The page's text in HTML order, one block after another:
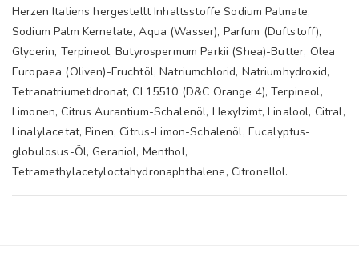
Herzen Italiens hergestellt Inhaltsstoffe Sodium Palmate,
Sodium Palm Kernelate, Aqua (Wasser), Parfum (Duftstoff),
Glycerin, Terpineol, Butyrospermum Parkii (Shea)-Butter, Olea
Europaea (Oliven)-Fruchtöl, Natriumchlorid, Natriumhydroxid,
Tetranatriumetidronat, CI 15510 (D&C Orange 4), Terpineol,
Limonen, Citrus Aurantium-Schalenöl, Hexylzimt, Linalool, Citral,
Linalylacetat, Pinen, Citrus-Limon-Schalenöl, Eucalyptus-
globulosus-Öl, Geraniol, Menthol,
Tetramethylacetyloctahydronaphthalene, Citronellol.